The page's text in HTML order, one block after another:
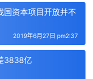
国资本项目开放并不
2019年6月27日 pm2:37
3838亿